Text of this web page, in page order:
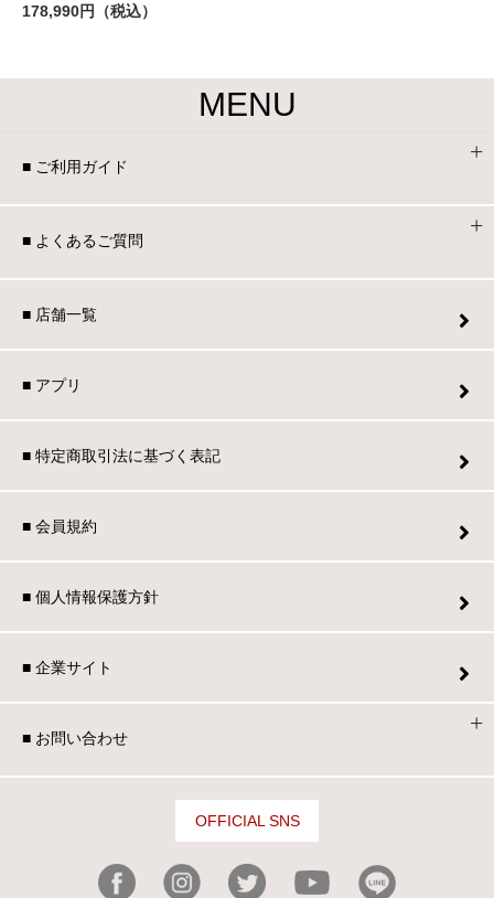
178,990円（税込）
MENU
■ ご利用ガイド
■ よくあるご質問
■ 店舗一覧
■ アプリ
■ 特定商取引法に基づく表記
■ 会員規約
■ 個人情報保護方針
■ 企業サイト
■ お問い合わせ
OFFICIAL SNS